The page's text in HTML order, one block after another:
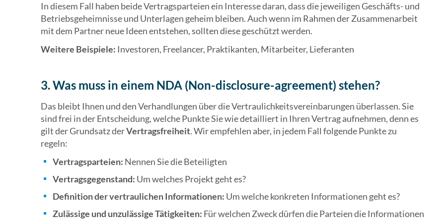
In diesem Fall haben beide Vertragsparteien ein Interesse daran, dass die jeweiligen Geschäfts- und
Betriebsgeheimnisse und Unterlagen geheim bleiben. Auch wenn im Rahmen der Zusammenarbeit
mit dem Partner neue Ideen entstehen, sollten diese geschützt werden.
Weitere Beispiele: Investoren, Freelancer, Praktikanten, Mitarbeiter, Lieferanten
3. Was muss in einem NDA (Non-disclosure-agreement) stehen?
Das bleibt Ihnen und den Verhandlungen über die Vertraulichkeitsvereinbarungen überlassen. Sie
sind frei in der Entscheidung, welche Punkte Sie wie detailliert in Ihren Vertrag aufnehmen, denn es
gilt der Grundsatz derVertragsfreiheit. Wir empfehlen aber, in jedem Fall folgende Punkte zu
regeln:
Vertragsparteien: Nennen Sie die Beteiligten
Vertragsgegenstand: Um welches Projekt geht es?
Definition der vertraulichen Informationen: Um welche konkreten Informationen geht es?
Zulässige und unzulässige Tätigkeiten: Für welchen Zweck dürfen die Parteien die Informationen